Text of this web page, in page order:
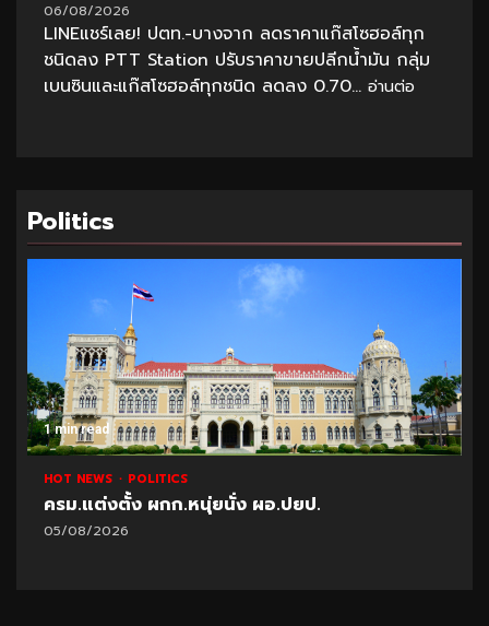
06/08/2026
LINEแชร์เลย! ปตท.-บางจาก ลดราคาแก๊สโซฮอล์ทุก
ชนิดลง PTT Station ปรับราคาขายปลีกน้ำมัน กลุ่ม
เบนซินและแก๊สโซฮอล์ทุกชนิด ลดลง 0.70... อ่านต่อ
Politics
1 min read
HOT NEWS POLITICS
ปชป.ดัน กม.สกัด “ฆ่า-ข่มขืน-ปล้น” ผิดซ้ำรอบ 2
ห้ามลดโทษ-ผิดรอบ 3 ต้องโทษสูงสุด